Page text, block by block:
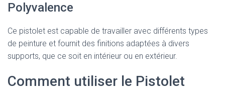
Polyvalence
Ce pistolet est capable de travailler avec différents types
de peinture et fournit des finitions adaptées à divers
supports, que ce soit en intérieur ou en extérieur.
Comment utiliser le Pistolet